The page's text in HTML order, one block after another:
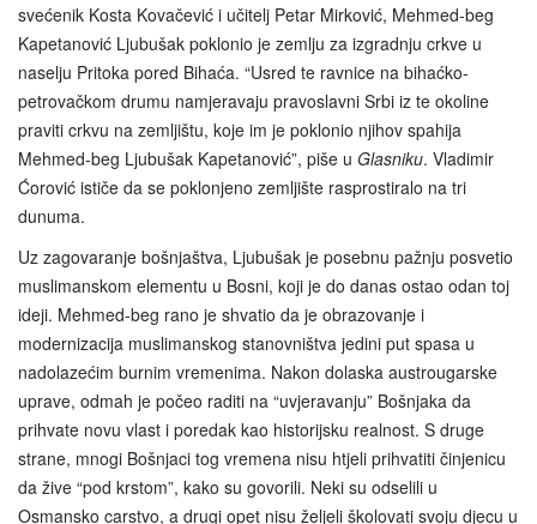
svećenik Kosta Kovačević i učitelj Petar Mirković, Mehmed-beg
Kapetanović Ljubušak poklonio je zemlju za izgradnju crkve u
naselju Pritoka pored Bihaća. “Usred te ravnice na bihaćko-
petrovačkom drumu namjeravaju pravoslavni Srbi iz te okoline
praviti crkvu na zemljištu, koje im je poklonio njihov spahija
Mehmed-beg Ljubušak Kapetanović”, piše u Glasniku. Vladimir
Ćorović ističe da se poklonjeno zemljište rasprostiralo na tri
dunuma.
Uz zagovaranje bošnjaštva, Ljubušak je posebnu pažnju posvetio
muslimanskom elementu u Bosni, koji je do danas ostao odan toj
ideji. Mehmed-beg rano je shvatio da je obrazovanje i
modernizacija muslimanskog stanovništva jedini put spasa u
nadolazećim burnim vremenima. Nakon dolaska austrougarske
uprave, odmah je počeo raditi na “uvjeravanju” Bošnjaka da
prihvate novu vlast i poredak kao historijsku realnost. S druge
strane, mnogi Bošnjaci tog vremena nisu htjeli prihvatiti činjenicu
da žive “pod krstom”, kako su govorili. Neki su odselili u
Osmansko carstvo, a drugi opet nisu željeli školovati svoju djecu u